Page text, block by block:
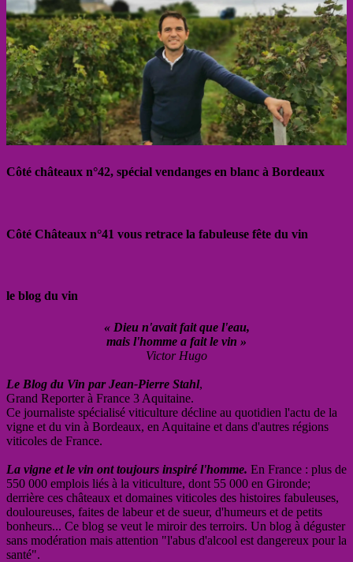
Côté châteaux n°42, spécial vendanges en blanc à Bordeaux
Côté Châteaux n°41 vous retrace la fabuleuse fête du vin
le blog du vin
« Dieu n'avait fait que l'eau,
mais l'homme a fait le vin »
Victor Hugo
Le Blog du Vin par Jean-Pierre Stahl,
Grand Reporter à France 3 Aquitaine.
Ce journaliste spécialisé viticulture décline au quotidien l'actu de la
vigne et du vin à Bordeaux, en Aquitaine et dans d'autres régions
viticoles de France.
La vigne et le vin ont toujours inspiré l'homme. En France : plus de
550 000 emplois liés à la viticulture, dont 55 000 en Gironde;
derrière ces châteaux et domaines viticoles des histoires fabuleuses,
douloureuses, faites de labeur et de sueur, d'humeurs et de petits
bonheurs... Ce blog se veut le miroir des terroirs. Un blog à déguster
sans modération mais attention "l'abus d'alcool est dangereux pour la
santé".